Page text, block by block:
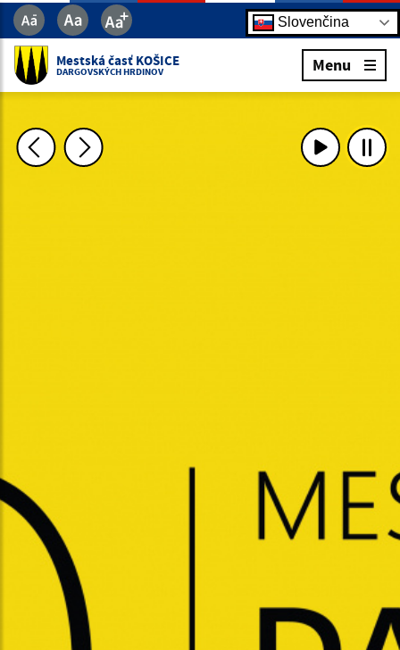
Slovenčina
Mestská časť KOŠICE
DARGOVSKÝCH HRDINOV Menu